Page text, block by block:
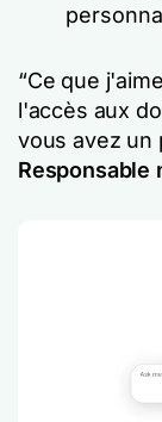
“Ce que
l'accès aux
vous avez un
Responsable